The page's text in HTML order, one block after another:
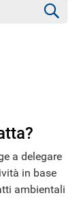
ACCOUNT
MAIL
a delegare
in base
ambientali